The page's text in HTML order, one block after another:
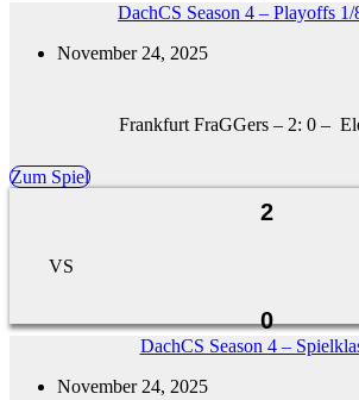
DachCS Season 4 – Playoffs
November 24, 2025
Frankfurt FraGGers – 2: 0 –
Zum Spiel
2
VS
0
DachCS Season 4 –
November 24, 2025